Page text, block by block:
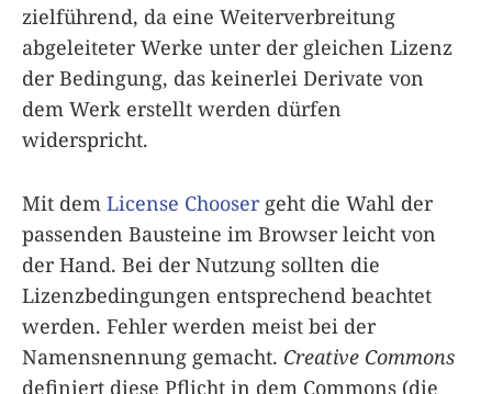
zielführend, da eine Weiterverbreitung
abgeleiteter Werke unter der gleichen Lizenz
der Bedingung, das keinerlei Derivate von
dem Werk erstellt werden dürfen
widerspricht.
Mit dem License Choosergeht die Wahl der
passenden Bausteine im Browser leicht von
der Hand. Bei der Nutzung sollten die
Lizenzbedingungen entsprechend beachtet
werden. Fehler werden meist bei der
Namensnennung gemacht. Creative Commons
definiert diese Pflicht in dem Commons (die